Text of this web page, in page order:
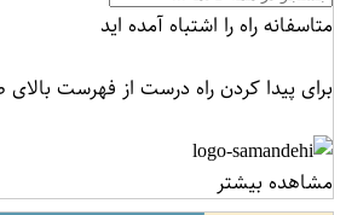
متاسفانه راه را اشتباه آمده اید
برای پیدا کردن راه درست از فهرست بالای
مشاهده بیشتر